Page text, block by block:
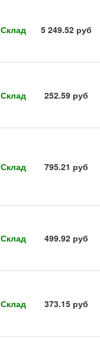
Склад 5 249.52 руб
Склад 252.59 руб
Склад 795.21 руб
Склад 499.92 руб
Склад 373.15 руб